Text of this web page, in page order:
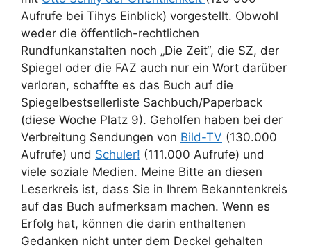
Aufrufe bei Tihys Einblick) vorgestellt. Obwohl
weder die öffentlich-rechtlichen
Rundfunkanstalten noch „Die Zeit“, die SZ, der
Spiegel oder die FAZ auch nur ein Wort darüber
verloren, schaffte es das Buch auf die
Spiegelbestsellerliste Sachbuch/Paperback
(diese Woche Platz 9). Geholfen haben bei der
Verbreitung Sendungen von Bild-TV (130.000
Aufrufe) und Schuler! (111.000 Aufrufe) und
viele soziale Medien. Meine Bitte an diesen
Leserkreis ist, dass Sie in Ihrem Bekanntenkreis
auf das Buch aufmerksam machen. Wenn es
Erfolg hat, können die darin enthaltenen
Gedanken nicht unter dem Deckel gehalten